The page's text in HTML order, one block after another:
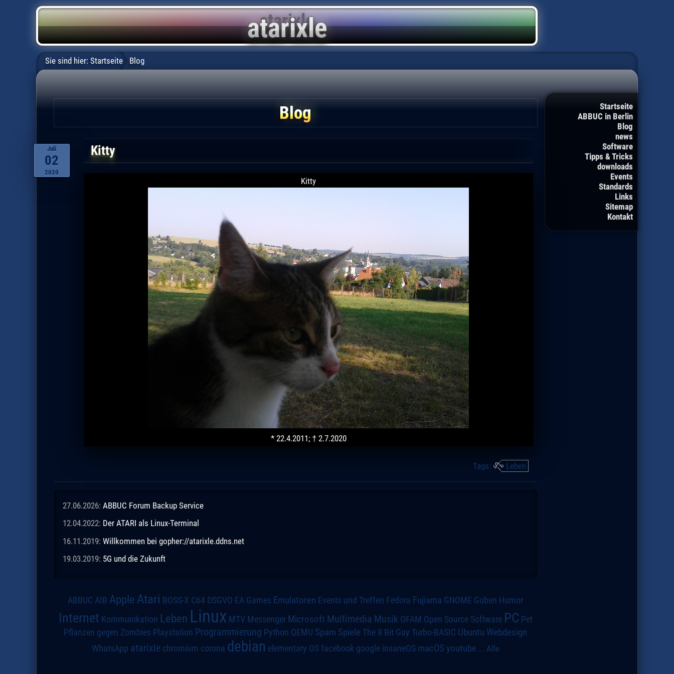
Startseite
ABBUC in Berlin
Blog
news
Software
Tipps & Tricks
downloads
Events
Standards
Links
Sitemap
Kontakt
Sie sind hier: Startseite Blog
Blog
Juli
02
2020
Kitty
Kitty
* 22.4.2011; † 2.7.2020
Tags: Leben
27.06.2026: ABBUC Forum Backup Service
12.04.2022: Der ATARI als Linux-Terminal
16.11.2019: Willkommen bei gopher://atarixle.ddns.net
19.03.2019: 5G und die Zukunft
ABBUC AIB Apple Atari BOSS-X C64 DSGVO EA Games Emulatoren Events und Treffen Fedora Fujiama GNOME Guben Humor
Internet Kommunikation Leben Linux MTV Messenger Microsoft Multimedia Musik OFAM Open Source Software PC Pet
Pflanzen gegen Zombies Playstation Programmierung Python QEMU Spam Spiele The 8 Bit Guy Turbo-BASIC Ubuntu Webdesign
WhatsApp atarixle chromium corona debian elementary OS facebook google insaneOS macOS youtube ... Alle